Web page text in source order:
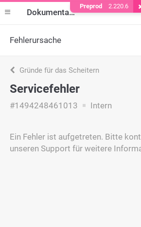
Dokumentation
Fehlerursache
Gründe für das Scheitern
Servicefehler
#1494248461013 Intern
Ein Fehler ist aufgetreten. Bitte
unseren Support für weitere
Preprod 2.220.6